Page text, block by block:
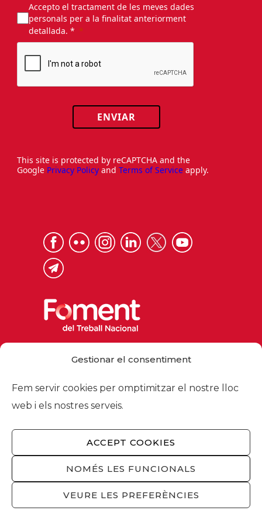
Gestionar el consentiment
Fem servir cookies per omptimitzar el nostre lloc
web i els nostres serveis.
ACCEPT COOKIES
NOMÉS LES FUNCIONALS
VEURE LES PREFERÈNCIES
Accepto el tractament de les meves dades
personals per a la finalitat anteriorment
detallada. *
ENVIAR
This site is protected by reCAPTCHA and the
Google Privacy Policy and Terms of Service apply.
foment@foment.com
© 2026 - Foment del Treball Nacional
Nosaltres
privacitat/ Política cookies/Privacitat
xarxes socials